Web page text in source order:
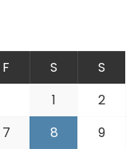
F S
S
1
2
7 8
9